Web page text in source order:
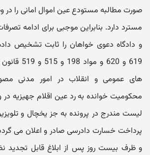
صورت مطالبه مستودع عین اموال امانی را
مسترد دارد. بنابراین موجبی برای ادامه
و دادگاه دعوی خواهان را ثابت تشخیص
619 و 620 و
محکومیت خوانده به رد عین اقلام جهیزیه
لیست مندرج در پرونده به جز یخچال و
پرداخت خسارت دادرسی صادر و اعلان می
و ظرف بیست روز پس از ابلاغ قابل تجدید